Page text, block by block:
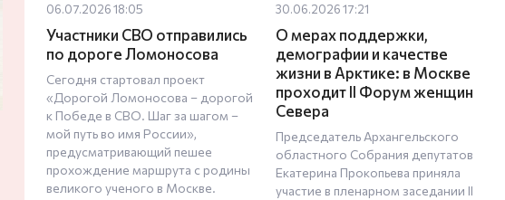
06.07.2026 18:05
Участники СВО отправились
по дороге Ломоносова
Сегодня стартовал проект
«Дорогой Ломоносова – дорогой
к Победе в СВО. Шаг за шагом –
мой путь во имя России»,
предусматривающий пешее
прохождение маршрута с родины
великого ученого в Москвe.
30.06.2026 17:21
О мерах поддержки,
демографии и качестве
жизни в Арктике: в Москве
проходит II Форум женщин
Севера
Председатель Архангельского
областного Собрания депутатов
Екатерина Прокопьева приняла
участие в пленарном заседании II